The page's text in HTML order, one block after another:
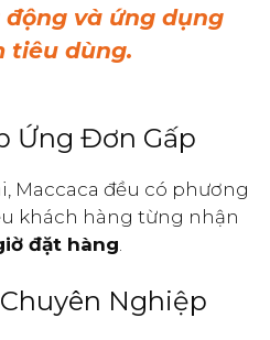
và ứng dụng
tiêu dùng.
Ứng Đơn Gấp
Maccaca đều có phương
khách hàng từng nhận
đặt hàng
Nghiệp